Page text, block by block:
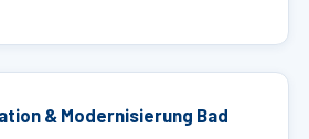
& Modernisierung Bad